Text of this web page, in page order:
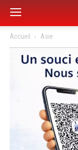
Accueil Asie